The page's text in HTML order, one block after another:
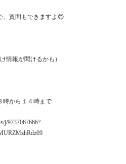
、質問もできますよ😊
情報が聞けるかも）
時から１４時まで
j/9737067666?